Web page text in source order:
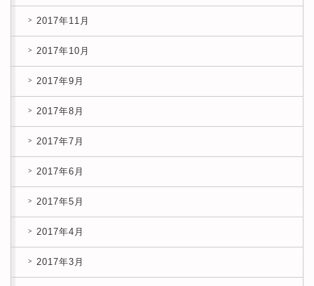
2017年11月
2017年10月
2017年9月
2017年8月
2017年7月
2017年6月
2017年5月
2017年4月
2017年3月